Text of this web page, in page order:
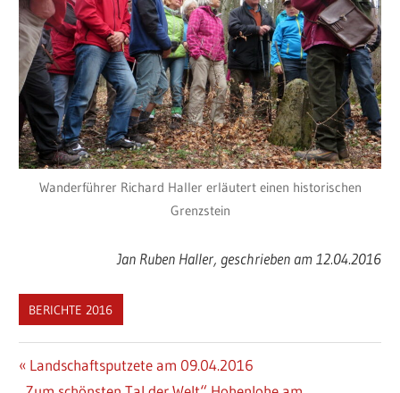
Wanderführer Richard Haller erläutert einen historischen
Grenzstein
Jan Ruben Haller, geschrieben am 12.04.2016
BERICHTE 2016
Beitragsnavigation
Vorheriger
Landschaftsputzete am 09.04.2016